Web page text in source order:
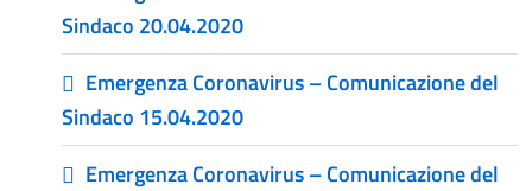
Sindaco 20.04.2020
Emergenza Coronavirus – Comunicazione del
Sindaco 15.04.2020
Emergenza Coronavirus – Comunicazione del